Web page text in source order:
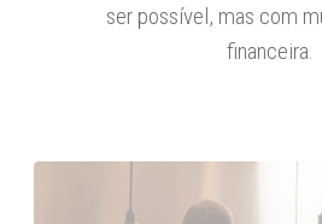
ser possível, mas com
financeira.